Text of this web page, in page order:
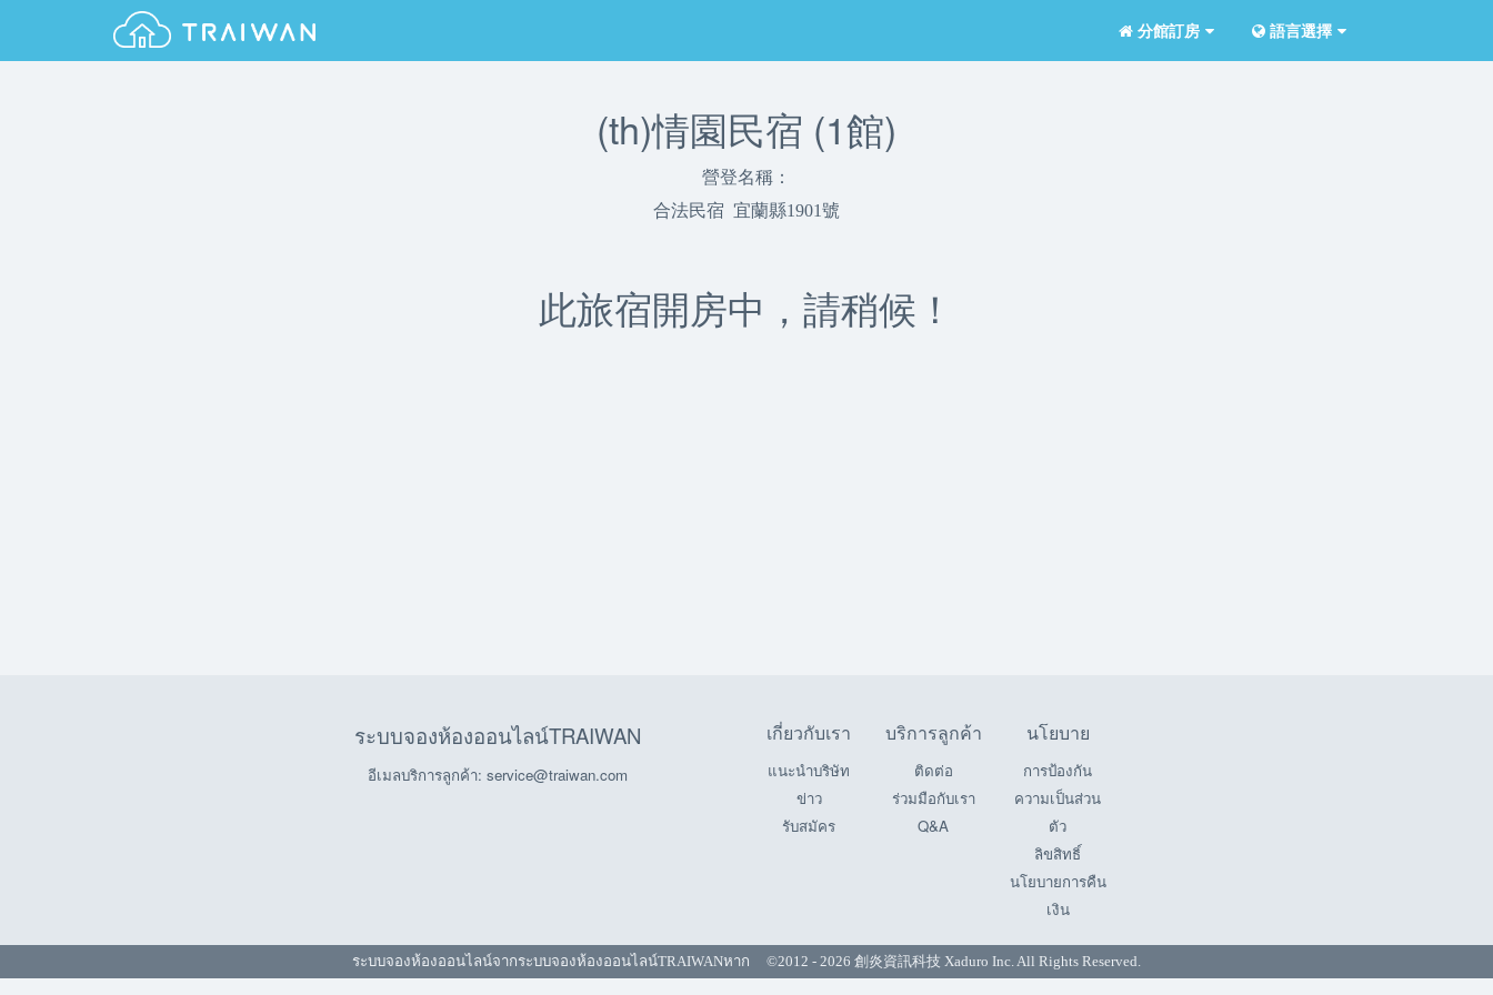
分館訂房 語言選擇
(th)情園民宿 (1館)
營登名稱：
合法民宿 宜蘭縣1901號
此旅宿開房中，請稍候！
ระบบจองห้องออนไลน์TRAIWAN
อีเมลบริการลูกค้า: service@traiwan.com
เกี่ยวกับเรา
แนะนำบริษัท
ข่าว
รับสมัคร
บริการลูกค้า
ติดต่อ
ร่วมมือกับเรา
Q&A
นโยบาย
การป้องกัน
ความเป็นส่วน
ตัว
ลิขสิทธิ์
นโยบายการคืน
เงิน
ระบบจองห้องออนไลน์จากระบบจองห้องออนไลน์TRAIWANหาก ©2012 - 2026 創炎資訊科技 Xaduro Inc. All Rights Reserved.